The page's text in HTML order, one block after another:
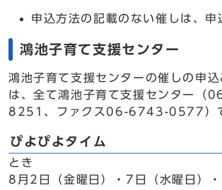
申込方法の記載のない催しは、申
鴻池子育て支援センター
鴻池子育て支援センターの催しの申
は、全て鴻池子育て支援センター（
8251、ファクス06-6743-0577）
ぴよぴよタイム
とき
8月2日（金曜日）・7日（水曜日）